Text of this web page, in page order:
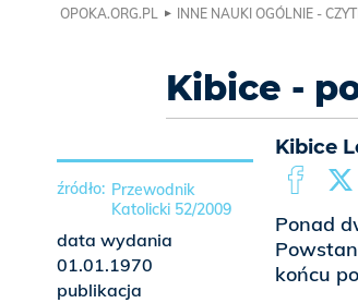
OPOKA.ORG.PL INNE NAUKI OGÓLNIE -
Kibice -
Kibice
Ponad
końcu
Przewodnik
Katolicki 52/2009
data wydania
01.01.1970
publikacja